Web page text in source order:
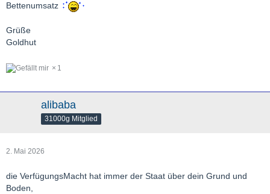
Bettenumsatz
Grüße
Goldhut
1
alibaba
31000g Mitglied
2. Mai 2026
die VerfügungsMacht hat immer der Staat über dein Grund und
Boden,